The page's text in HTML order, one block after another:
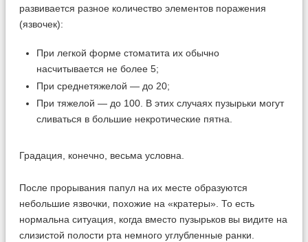
развивается разное количество элементов поражения
(язвочек):
При легкой форме стоматита их обычно
насчитывается не более 5;
При среднетяжелой — до 20;
При тяжелой — до 100. В этих случаях пузырьки могут
сливаться в большие некротические пятна.
Градация, конечно, весьма условна.
После прорывания папул на их месте образуются
небольшие язвочки, похожие на «кратеры». То есть
нормальна ситуация, когда вместо пузырьков вы видите на
слизистой полости рта немного углубленные ранки.